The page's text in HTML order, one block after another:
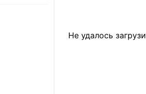
Не удалось